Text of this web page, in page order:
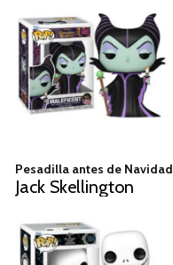
Pesadilla antes de Navidad
Jack Skellington